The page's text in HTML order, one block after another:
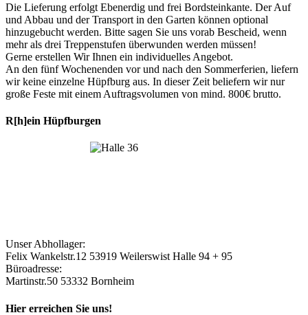
Die Lieferung erfolgt Ebenerdig und frei Bordsteinkante. Der Auf
und Abbau und der Transport in den Garten können optional
hinzugebucht werden. Bitte sagen Sie uns vorab Bescheid, wenn
mehr als drei Treppenstufen überwunden werden müssen!
Gerne erstellen Wir Ihnen ein individuelles Angebot.
An den fünf Wochenenden vor und nach den Sommerferien, liefern
wir keine einzelne Hüpfburg aus. In dieser Zeit beliefern wir nur
große Feste mit einem Auftragsvolumen von mind. 800€ brutto.
R[h]ein Hüpfburgen
Unser Abhollager:
Felix Wankelstr.12 53919 Weilerswist Halle 94 + 95
Büroadresse:
Martinstr.50 53332 Bornheim
Hier erreichen Sie uns!